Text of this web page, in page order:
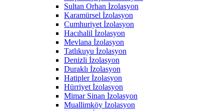
Sultan Orhan İzolasyon
Karamürsel İzolasyon
Cumhuriyet İzolasyon
Hacıhalil İzolasyon
Mevlana İzolasyon
Tatlıkuyu İzolasyon
Denizli İzolasyon
Duraklı İzolasyon
Hatipler İzolasyon
Hürriyet İzolasyon
Mimar Sinan İzolasyon
Muallimköy İzolasyon